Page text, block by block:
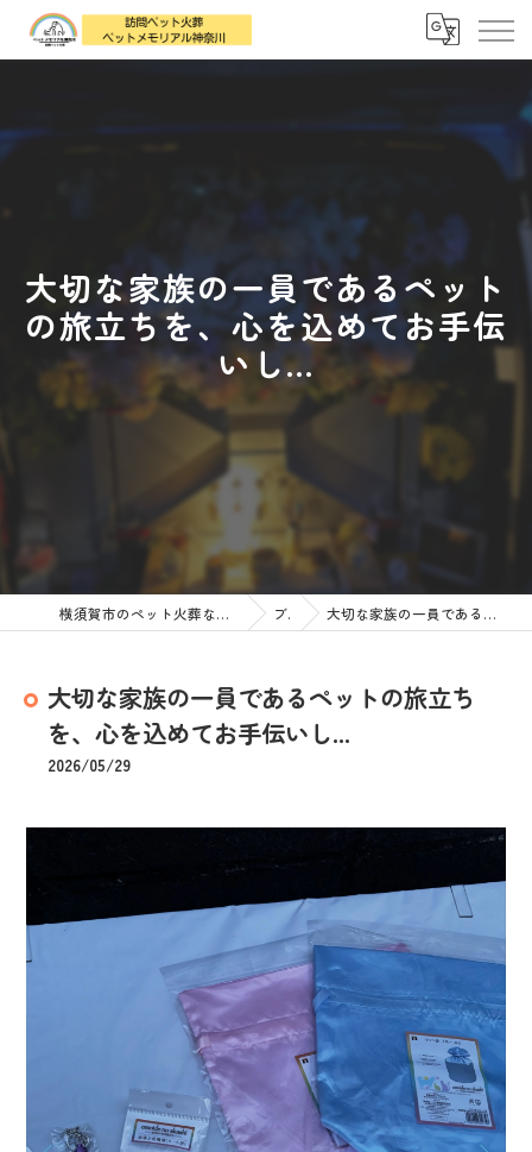
大切な家族の一員であるペット
の旅立ちを、心を込めてお手伝
いし...
横須賀市のペット火葬なら訪問ペット火葬 ペットメモリアル神奈川 ブログ 大切な家族の一員であるペットの旅立ちを、心を込めてお手伝いし...
大切な家族の一員であるペットの旅立ち
を、心を込めてお手伝いし...
2026/05/29